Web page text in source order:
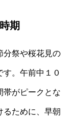
期
分祭や桜花見の
。午前中１０
帯がピークとな
るために、早朝